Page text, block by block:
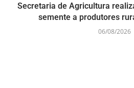
Secretaria de Agricultura
semente a produtores
06/08/2026